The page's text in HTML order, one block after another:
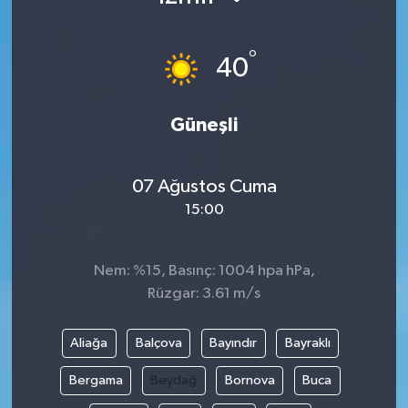
40°
Güneşli
07 Ağustos Cuma
15:00
Nem: %15, Basınç: 1004 hpa hPa,
Rüzgar: 3.61 m/s
Aliağa Balçova Bayındır Bayraklı
Bergama Beydağ Bornova Buca
GÖLMARMARA
KÖPRÜBAŞI
SOMA
ŞEHZADELER
SOMA
TURGUTLU
YAZARLAR
MANİSA'NIN YÖRESEL LEZZETLERİ